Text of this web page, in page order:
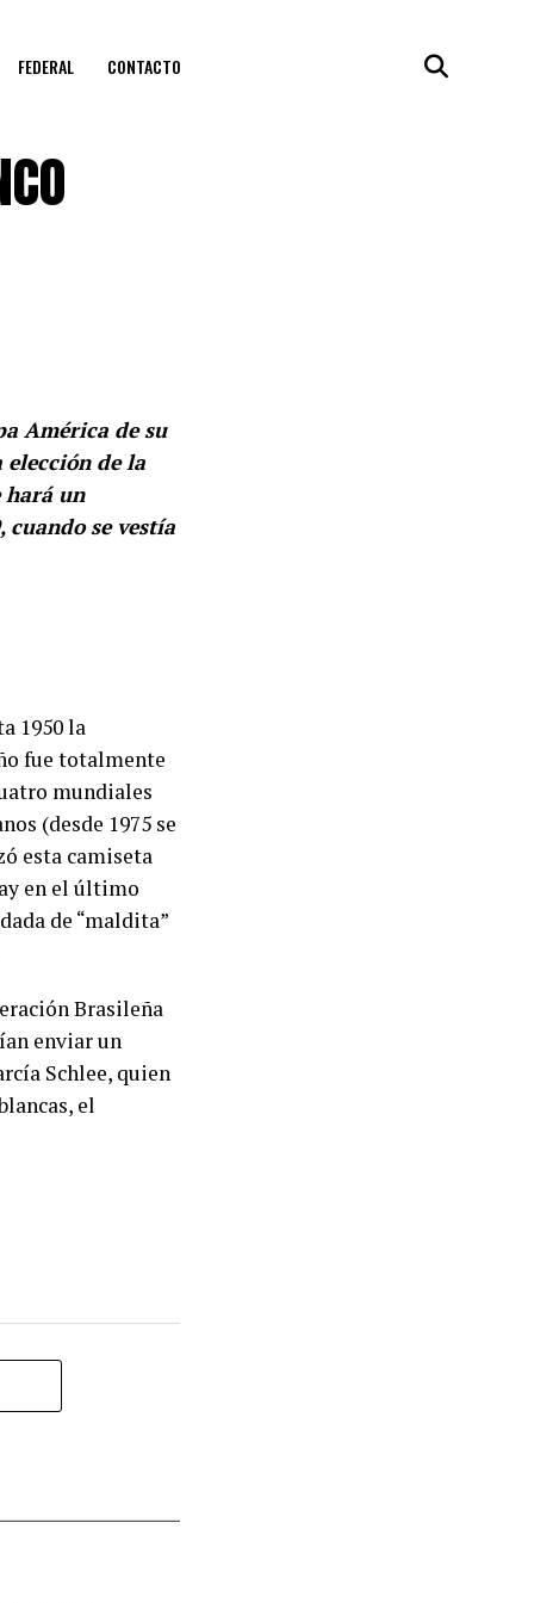
FEDERAL CONTACTO
América de su
de la
hará un
cuando se vestía
1950 la
fue totalmente
mundiales
(desde 1975 se
esta camiseta
en el último
de “maldita”
Brasileña
enviar un
Schlee, quien
el